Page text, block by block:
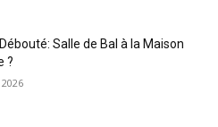
Salle de Bal à la Maison
?